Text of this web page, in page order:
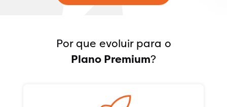
Por que evoluir para o
Plano Premium?